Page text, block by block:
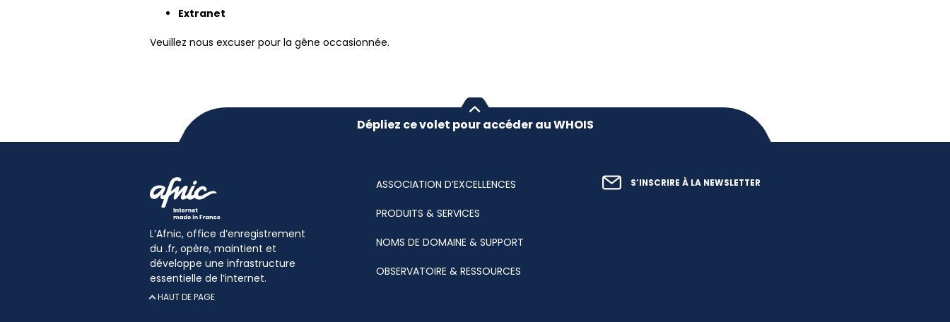
Extranet
Veuillez nous excuser pour la gêne occasionnée.
Dépliez ce volet pour accéder au WHOIS
L’Afnic, office d’enregistrement
du .fr, opère, maintient et
développe une infrastructure
essentielle de l’internet.
HAUT DE PAGE
ASSOCIATION D’EXCELLENCES
PRODUITS & SERVICES
NOMS DE DOMAINE & SUPPORT
OBSERVATOIRE & RESSOURCES
S’INSCRIRE À LA NEWSLETTER